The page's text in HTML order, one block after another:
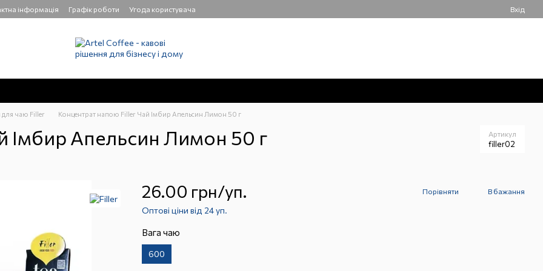
інформація Графік роботи Угода користувача Вхід
для чаю Filler Концентрат напою Filler Чай Імбир Апельсин Лимон 50 г
Імбир Апельсин Лимон 50 г Артикул
filler02
26.00 грн/уп. Порівняти В бажання
Оптові ціни від 24 уп.
Вага чаю
600